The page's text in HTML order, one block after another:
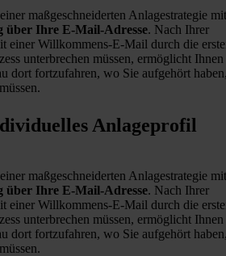
maßgeschneiderten Anlagestrategie
über Ihre E-Mail-Adresse. Nach Ihrer
einer Willkommens-E-Mail durch die
unterbrechen müssen, ermöglicht Ihnen
dort fortzufahren, wo Sie aufgehört
Anlageprofil
maßgeschneiderten Anlagestrategie
über Ihre E-Mail-Adresse. Nach Ihrer
einer Willkommens-E-Mail durch die
unterbrechen müssen, ermöglicht Ihnen
dort fortzufahren, wo Sie aufgehört